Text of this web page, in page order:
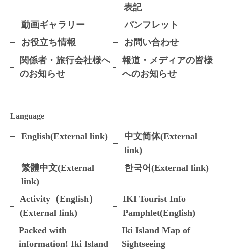
表記
動画ギャラリー
パンフレット
お役立ち情報
お問い合わせ
関係者・旅行会社様へ
のお知らせ
報道・メディアの皆様
へのお知らせ
Language
English(External link)
中文简体(External
link)
繁體中文(External
link)
한국어(External link)
Activity（English）
(External link)
IKI Tourist Info
Pamphlet(English)
Packed with
information! Iki Island
Iki Island Map of
Sightseeing